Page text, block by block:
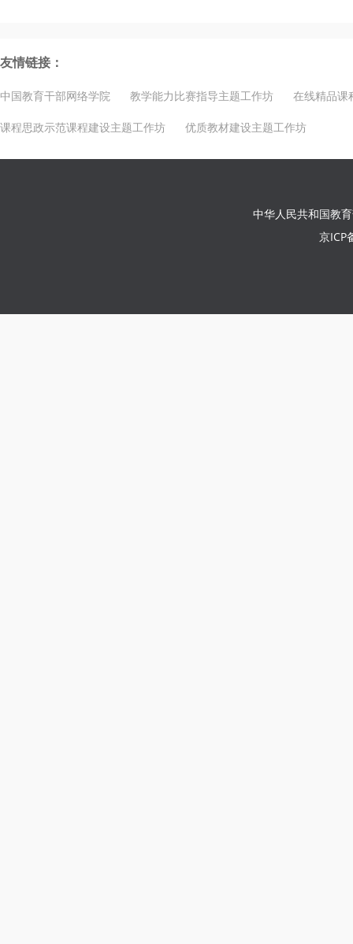
友情链接：
中国教育干部网络学院 教学能力比赛指导主题工作坊 在线精品课
课程思政示范课程建设主题工作坊 优质教材建设主题工作坊
中华人民共和国教
京ICP